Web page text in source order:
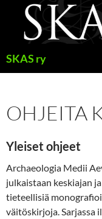
sisältöön
SKAS ry
OHJEITA
Yleiset ohjeet
Archaeologia Medii
julkaistaan keskiajan
tieteellisiä
väitöskirjoja. Sarjassa